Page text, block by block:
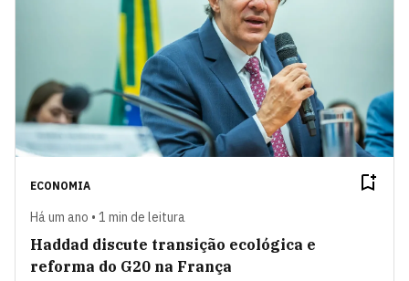
ECONOMIA
Há um ano • 1 min de leitura
Haddad discute transição ecológica e
reforma do G20 na França